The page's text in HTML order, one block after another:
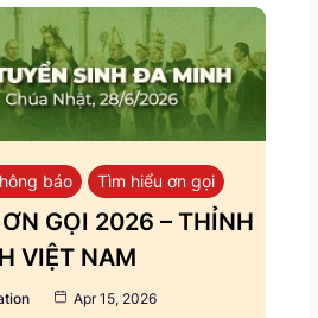
báo Tìm hiểu ơn gọi
GỌI 2026 – THỈNH
VIỆT NAM
Apr 15, 2026